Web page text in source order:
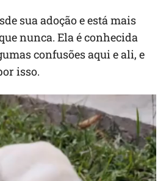
sua adoção e está mais
nunca. Ela é conhecida
confusões aqui e ali, e
isso.